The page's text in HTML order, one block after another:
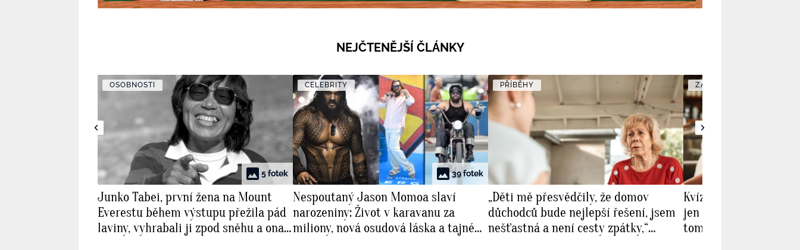
NEJČTENĚJŠÍ ČLÁNKY
OSOBNOSTI
5 fotek
Junko Tabei, první žena na Mount
Everestu během výstupu přežila pád
laviny, vyhrabali ji zpod sněhu a ona
CELEBRITY
39 fotek
Nespoutaný Jason Momoa slaví
narozeniny: Život v karavanu za
miliony, nová osudová láska a tajné
PŘÍBĚHY
„Děti mě přesvědčily, že domov
důchodců bude nejlepší řešení, jsem
nešťastná a není cesty zpátky,“
ZÁBAVA
Kvíz pro seniory:
jen ti nejlepší. Ověřte
tom s pamětí